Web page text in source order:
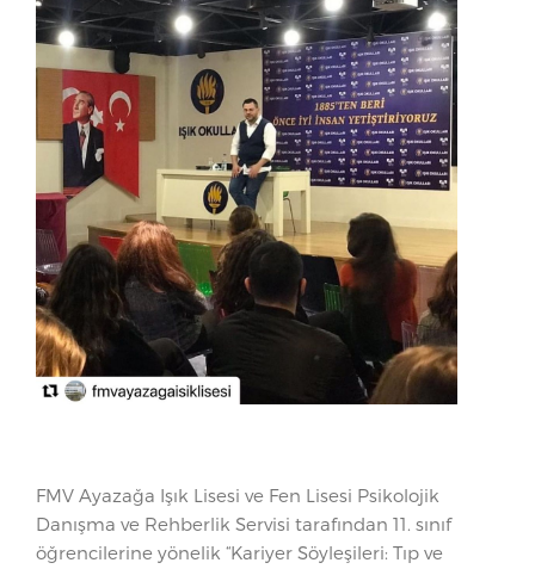
FMV Ayazağa Işık Lisesi ve Fen Lisesi Psikolojik
Danışma ve Rehberlik Servisi tarafından 11. sınıf
öğrencilerine yönelik “Kariyer Söyleşileri: Tıp ve